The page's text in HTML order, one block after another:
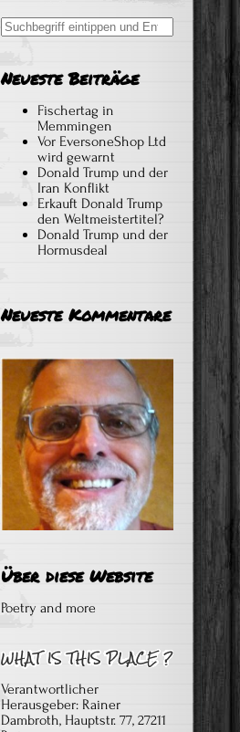
Search
for:
Neueste Beiträge
Fischertag in
Memmingen
Vor EversoneShop Ltd
wird gewarnt
Donald Trump und der
Iran Konflikt
Erkauft Donald Trump
den Weltmeistertitel?
Donald Trump und der
Hormusdeal
Neueste Kommentare
Über diese Website
Poetry and more
Verantwortlicher
Herausgeber: Rainer
Dambroth, Hauptstr. 77, 27211